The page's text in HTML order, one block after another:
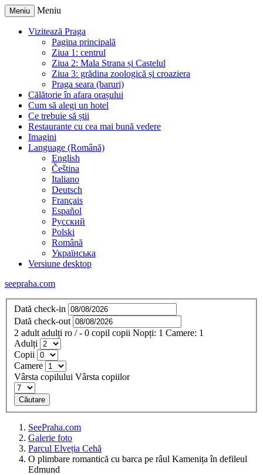
Meniu Meniu
Vizitează Praga
Pagina principală
Ziua 1: centrul
Ziua 2: Mala Strana și Castelul
Ziua 3: grădina zoologică și croaziera
Praga seara (baruri)
Călătorie în afara orașului
Cum să alegi un hotel
Ce trebuie să știi
Restaurante cu cea mai bună vedere
Imagini
Language (Română)
English
Čeština
Italiano
Deutsch
Français
Español
Русский
Polski
Română
Українська
Versiune desktop
seepraha.com
Dată check-in
Dată check-out
2 adult adulți ro / - 0 copil copii Nopți: 1 Camere: 1
Adulți
Copii
Camere
Vârsta copilului Vârsta copiilor
Căutare
SeePraha.com
Galerie foto
Parcul Elveția Cehă
O plimbare romantică cu barca pe râul Kamenița în defileul
Edmund